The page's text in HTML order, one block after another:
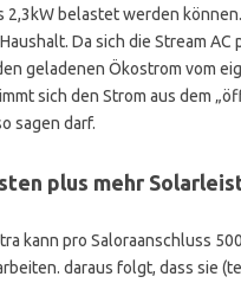
2,3kW belastet werden
Da sich die Stream AC
geladenen Ökostrom vom
sich den Strom aus dem
sagen darf.
plus mehr
kann pro Saloraanschluss
daraus folgt, dass sie